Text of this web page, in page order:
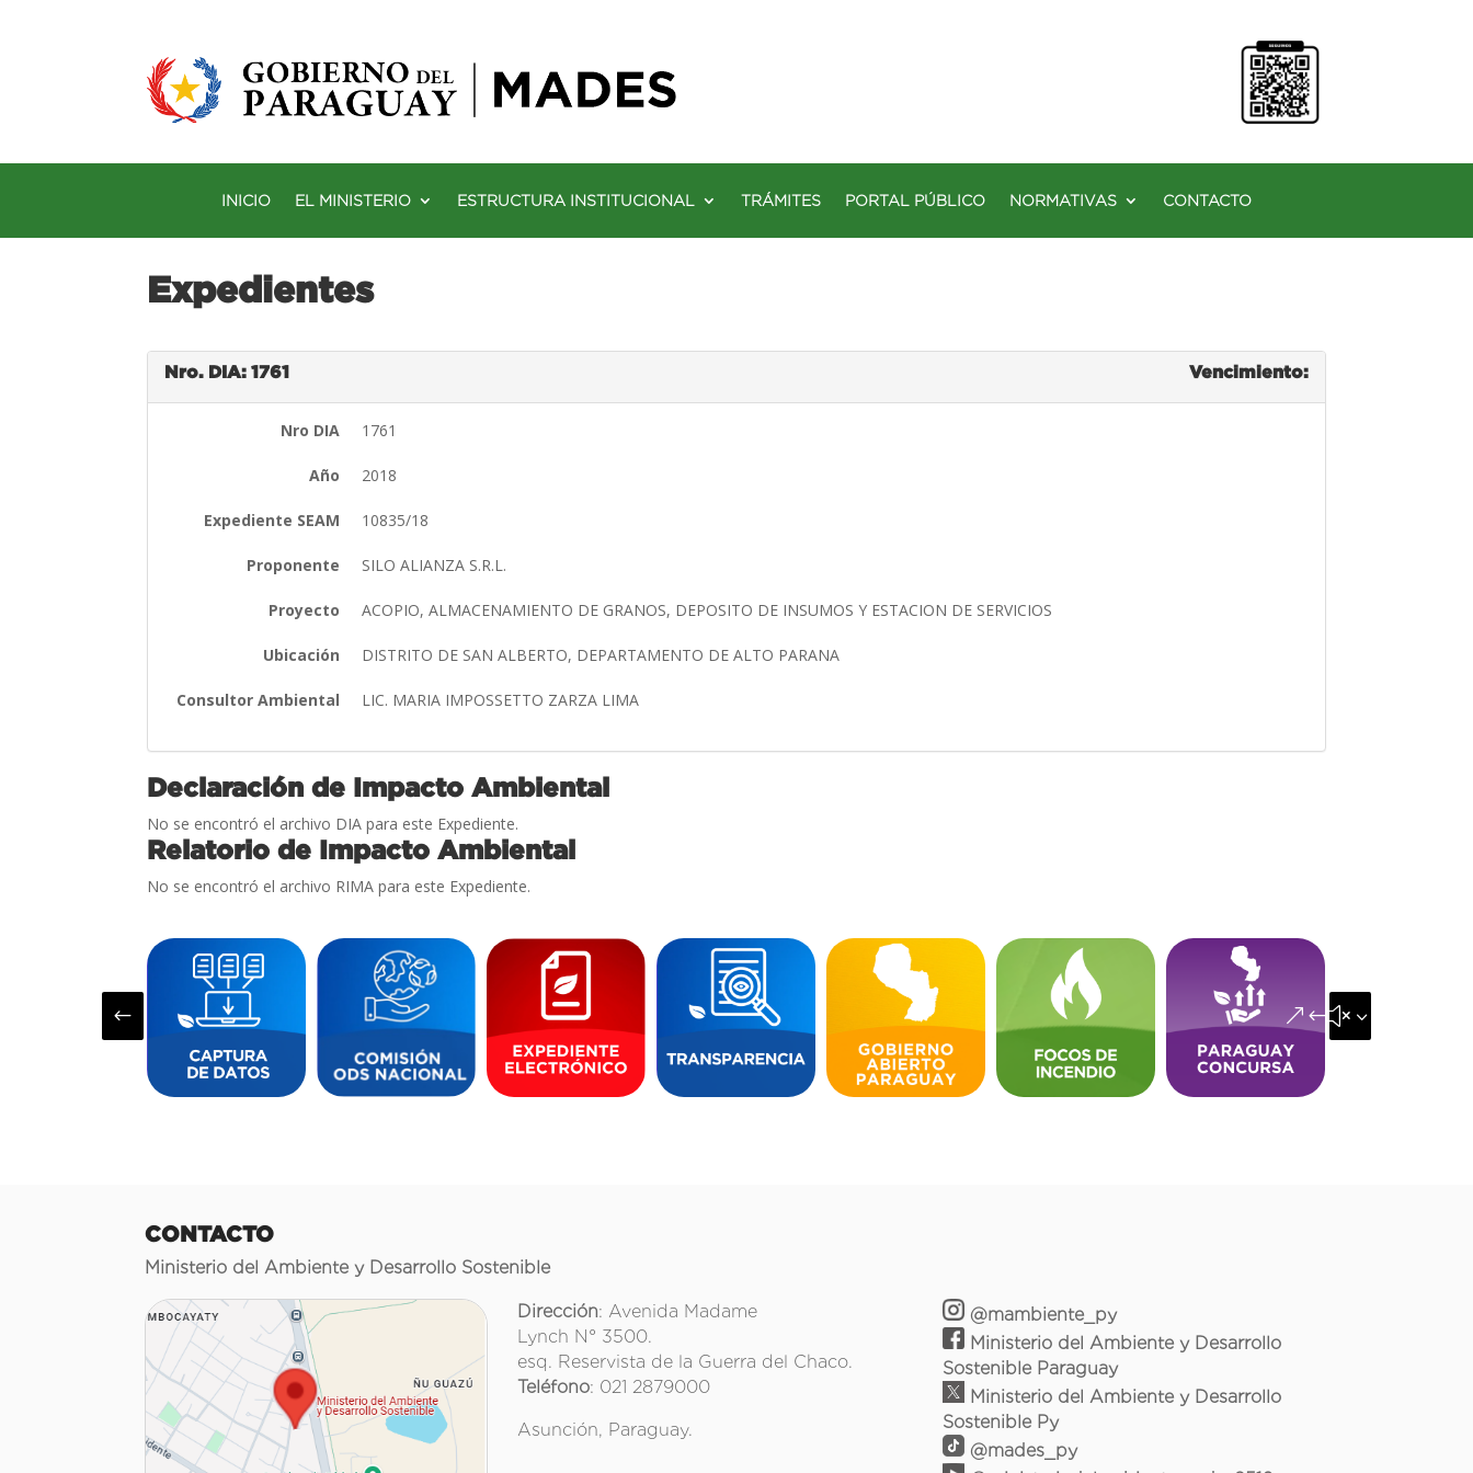
INICIO EL MINISTERIO ESTRUCTURA INSTITUCIONAL TRÁMITES PORTAL PÚBLICO NORMATIVAS CONTACTO
Expedientes
Nro. DIA: 1761 Vencimiento:
Nro DIA 1761
Año 2018
Expediente SEAM 10835/18
Proponente SILO ALIANZA S.R.L.
Proyecto ACOPIO, ALMACENAMIENTO DE GRANOS, DEPOSITO DE INSUMOS Y ESTACION DE SERVICIOS
Ubicación DISTRITO DE SAN ALBERTO, DEPARTAMENTO DE ALTO PARANA
Consultor Ambiental LIC. MARIA IMPOSSETTO ZARZA LIMA
Declaración de Impacto Ambiental
No se encontró el archivo DIA para este Expediente.
Relatorio de Impacto Ambiental
No se encontró el archivo RIMA para este Expediente.
# &#x35;
CONTACTO
Ministerio del Ambiente y Desarrollo Sostenible
Dirección: Avenida Madame
Lynch N° 3500.
esq. Reservista de la Guerra del Chaco.
Teléfono: 021 2879000
Asunción, Paraguay.
@mambiente_py
Ministerio del Ambiente y Desarrollo
Sostenible Paraguay
Ministerio del Ambiente y Desarrollo
Sostenible Py
@mades_py